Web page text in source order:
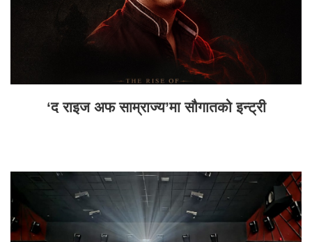
‘द राइज अफ साम्राज्य’मा सौगातको इन्ट्री